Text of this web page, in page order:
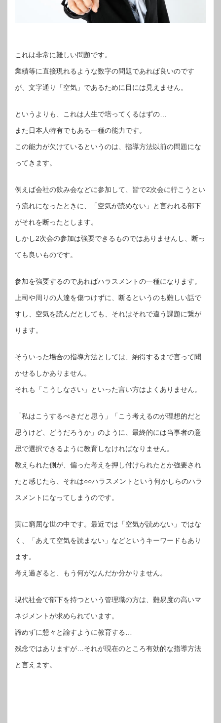
これは非常に難しい問題です。
業績等に直接現れるような数字の問題であれば良いのです
が、文字通り「空気」であるために目には見えません。
というよりも、これは人生で培ってくるはずの…
また日本人特有でもある一種の能力です。
この能力が欠けているというのは、指導方法以前の問題にな
ってきます。
例えば会社の飲み会などに参加して、皆で2次会に行こうとい
う流れになったときに、「空気が読めない」と言われる部下
がそれを断ったとします。
しかし2次会の参加は強要できるものではありませんし、断っ
ても良いものです。
参加を強要するのであればハラスメントの一種になります。
上司や周りの人達を傷つけずに、断るというのも難しい話で
すし、空気を読んだとしても、それはそれで違う課題に繋が
ります。
そういった場合の指導方法としては、納得するまで言って聞
かせるしかありません。
それも「こうしなさい」といった言い方はよくありません。
「私はこうするべきだと思う」「こう考えるのが理想的だと
思うけど、どうだろうか」のように、最終的には当事者の意
思で選択できるように教育しなければなりません。
教えられた側が、偏った考えを押し付けられたとか強要され
たと感じたら、それは○○ハラスメントという何かしらのハラ
スメントになってしまうのです。
実に窮屈な世の中です。最近では「空気が読めない」ではな
く、「あえて空気を読まない」などというキーワードもあり
ます。
考え過ぎると、もう何がなんだか分かりません。
現代社会で部下を持つという管理職の方は、難易度の高いマ
ネジメントが求められています。
諦めずに懇々と諭すように教育する…
残念ではありますが…それが現在のところ有効的な指導方法
と言えます。